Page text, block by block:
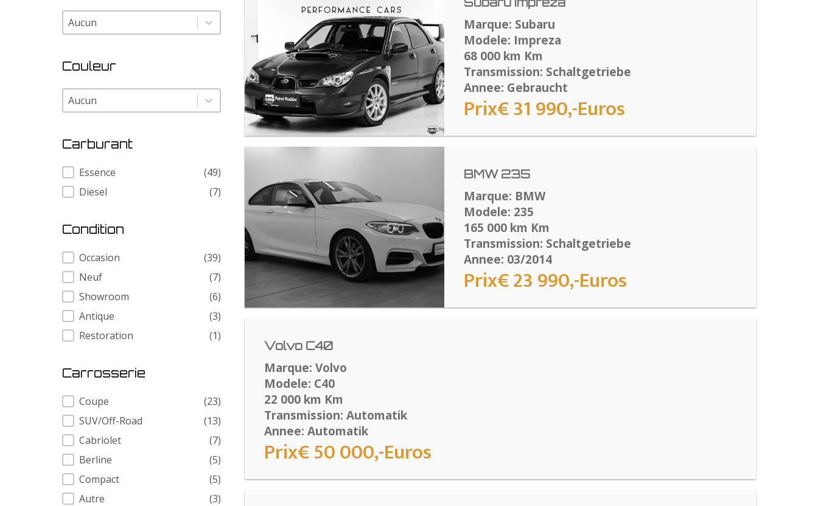
Modele
Modele
Couleur
Couleur
Couleur
Carburant
Carburant
Essence
(49)
Diesel
(7)
Condition
Condition
Occasion
(39)
Neuf
(7)
Showroom
(6)
Antique
(3)
Restoration
(1)
Carrosserie
Carrosserie
Coupe
(23)
SUV/Off-Road
(13)
Cabriolet
(7)
Berline
(5)
Compact
(5)
Autre
(3)
Marque: Subaru
Modele: Impreza
68 000 km Km
Transmission: Schaltgetriebe
Annee: Gebraucht
Prix€ 31 990,-Euros
BMW 235
Marque: BMW
Modele: 235
165 000 km Km
Transmission: Schaltgetriebe
Annee: 03/2014
Prix€ 23 990,-Euros
Volvo C40
Marque: Volvo
Modele: C40
22 000 km Km
Transmission: Automatik
Annee: Automatik
Prix€ 50 000,-Euros